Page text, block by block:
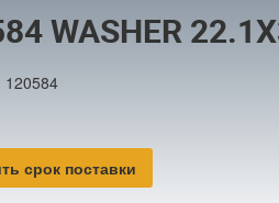
WASHER
120584
срок поставки